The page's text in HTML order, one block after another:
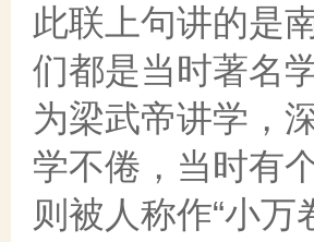
此联上句讲的是
们都是当时著名
为梁武帝讲学，
学不倦，当时有
则被人称作“小万